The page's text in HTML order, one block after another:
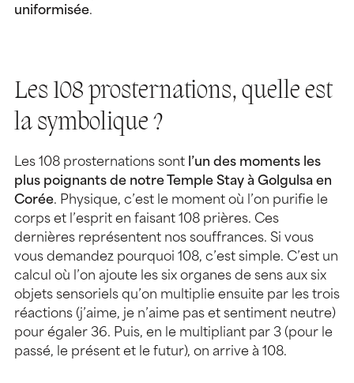
uniformisée.
Les 108 prosternations, quelle est
la symbolique ?
Les 108 prosternations sont l’un des moments les
plus poignants de notre Temple Stay à Golgulsa en
Corée. Physique, c’est le moment où l’on purifie le
corps et l’esprit en faisant 108 prières. Ces
dernières représentent nos souffrances. Si vous
vous demandez pourquoi 108, c’est simple. C’est un
calcul où l’on ajoute les six organes de sens aux six
objets sensoriels qu’on multiplie ensuite par les trois
réactions (j’aime, je n’aime pas et sentiment neutre)
pour égaler 36. Puis, en le multipliant par 3 (pour le
passé, le présent et le futur), on arrive à 108.